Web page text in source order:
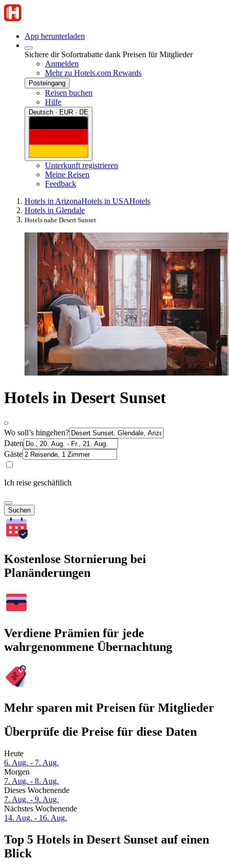
App herunterladen
Sichere dir Sofortrabatte dank Preisen für Mitglieder
Anmelden
Mehr zu Hotels.com Rewards
Posteingang
Reisen buchen
Hilfe
Deutsch · EUR · DE
Unterkunft registrieren
Meine Reisen
Feedback
Hotels in ArizonaHotels in USAHotels
Hotels in Glendale
Hotels nahe Desert Sunset
Hotels in Desert Sunset
Wo soll’s hingehen?
Daten
Gäste
Ich reise geschäftlich
Suchen
Kostenlose Stornierung bei
Planänderungen
Verdiene Prämien für jede
wahrgenommene Übernachtung
Mehr sparen mit Preisen für Mitglieder
Überprüfe die Preise für diese Daten
Heute
6. Aug. - 7. Aug.
Morgen
7. Aug. - 8. Aug.
Dieses Wochenende
7. Aug. - 9. Aug.
Nächstes Wochenende
14. Aug. - 16. Aug.
Top 5 Hotels in Desert Sunset auf einen
Blick